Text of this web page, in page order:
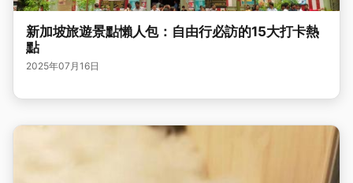
新加坡旅遊景點懶人包：自由行必訪的15大打卡熱
點
2025年07月16日